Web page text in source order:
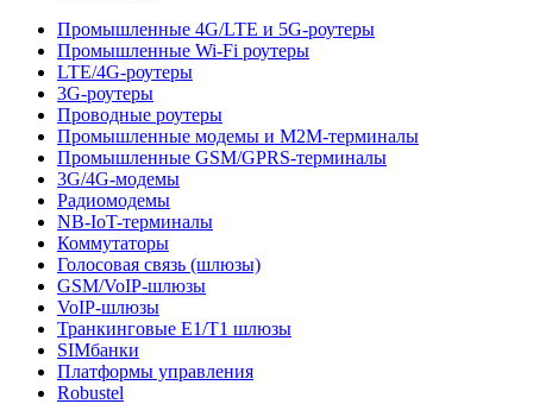
Промышленные 4G/LTE и 5G-роутеры
Промышленные Wi-Fi роутеры
LTE/4G-роутеры
3G-роутеры
Проводные роутеры
Промышленные модемы и M2M-терминалы
Промышленные GSM/GPRS-терминалы
3G/4G-модемы
Радиомодемы
NB-IoT-терминалы
Коммутаторы
Голосовая связь (шлюзы)
GSM/VoIP-шлюзы
VoIP-шлюзы
Транкинговые E1/T1 шлюзы
SIMбанки
Платформы управления
Robustel